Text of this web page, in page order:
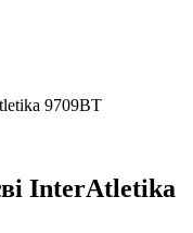
9709BT
InterAtletika